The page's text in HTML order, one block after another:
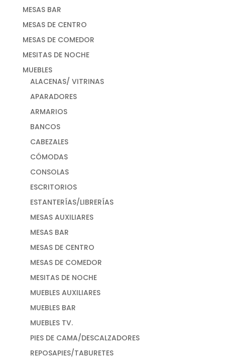
MESAS BAR
MESAS DE CENTRO
MESAS DE COMEDOR
MESITAS DE NOCHE
MUEBLES
ALACENAS/ VITRINAS
APARADORES
ARMARIOS
BANCOS
CABEZALES
CÓMODAS
CONSOLAS
ESCRITORIOS
ESTANTERÍAS/LIBRERÍAS
MESAS AUXILIARES
MESAS BAR
MESAS DE CENTRO
MESAS DE COMEDOR
MESITAS DE NOCHE
MUEBLES AUXILIARES
MUEBLES BAR
MUEBLES TV.
PIES DE CAMA/DESCALZADORES
REPOSAPIES/TABURETES